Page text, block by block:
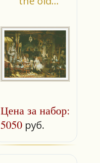
shop" (small)
Цена за набор:
5050 руб.